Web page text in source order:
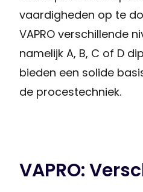
vaardigheden op te
VAPRO verschillende
namelijk A, B, C of D
bieden een solide
de procestechniek.
VAPRO: